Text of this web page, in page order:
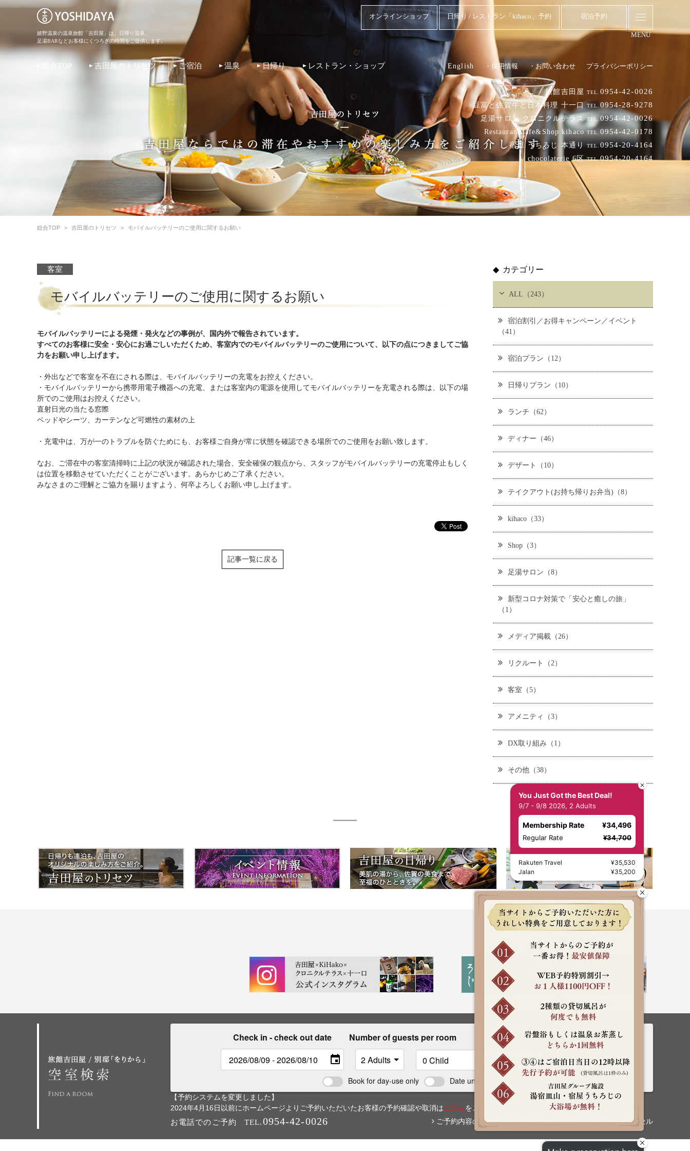
嬉野温泉の温泉旅館「吉田屋」は、日帰り温泉、
足湯BARなどお客様にくつろぎの時間をご提供します。
オンラインショップ 日帰り / レストラン「kihaco」予約 宿泊予約
MENU
旅館吉田屋TEL. 0954-42-0026
豆富と佐賀牛と日本料理 十一口TEL. 0954-28-9278
足湯サロン クロニクルテラスTEL.0954-42-0026
RestaurantCafe&Shop kihacoTEL. 0954-42-0178
宿屋 うちろじ 本通りTEL. 0954-20-4164
chocolaterie 6区TEL.0954-20-4164
総合TOP 吉田屋のトリセツ ご宿泊 温泉 日帰り レストラン・ショップ English ・採用情報 ・お問い合わせ プライバシーポリシー
総合TOP > 吉田屋のトリセツ > モバイルバッテリーのご使用に関するお願い
客室
モバイルバッテリーのご使用に関するお願い
モバイルバッテリーによる発煙・発火などの事例が、国内外で報告されています。
すべてのお客様に安全・安心にお過ごしいただくため、客室内でのモバイルバッテリーのご使用について、以下の点につきましてご協
力をお願い申し上げます。
・外出などで客室を不在にされる際は、モバイルバッテリーの充電をお控えください。
・モバイルバッテリーから携帯用電子機器への充電、または客室内の電源を使用してモバイルバッテリーを充電される際は、以下の場
所でのご使用はお控えください。
直射日光の当たる窓際
ベッドやシーツ、カーテンなど可燃性の素材の上
・充電中は、万が一のトラブルを防ぐためにも、お客様ご自身が常に状態を確認できる場所でのご使用をお願い致します。
なお、ご滞在中の客室清掃時に上記の状況が確認された場合、安全確保の観点から、スタッフがモバイルバッテリーの充電停止もしく
は位置を移動させていただくことがございます。あらかじめご了承ください。
みなさまのご理解とご協力を賜りますよう、何卒よろしくお願い申し上げます。
記事一覧に戻る
カテゴリー
ALL（243）
宿泊割引／お得キャンペーン／イベント
（41）
宿泊プラン（12）
日帰りプラン（10）
ランチ（62）
ディナー（46）
デザート（10）
テイクアウト(お持ち帰りお弁当)（8）
kihaco（33）
Shop（3）
足湯サロン（8）
新型コロナ対策で「安心と癒しの旅」
（1）
メディア掲載（26）
リクルート（2）
客室（5）
アメニティ（3）
DX取り組み（1）
その他（38）
Check in - check out date Number of guests per room Rooms
Search
Book for day-use only Date undecided
【予約システムを変更しました】
2024年4月16日以前にホームページよりご予約いただいたお客様の予約確認や取消はこちらをご確認ください。
お電話でのご予約 TEL.0954-42-0026 ご予約内容の確認 ご予約内容の変更 ご予約キャンセル
You Just Got the Best Deal!
9/7 - 9/8 2026, 2 Adults
Membership Rate ¥34,496
Regular Rate ¥34,700
Rakuten Travel
¥35,530
Jalan
¥35,200